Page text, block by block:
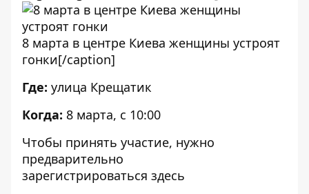
8 марта в центре Киева женщины устроят
гонки[/caption]
Где: улица Крещатик
Когда: 8 марта, с 10:00
Чтобы принять участие, нужно
предварительно
зарегистрироваться здесь